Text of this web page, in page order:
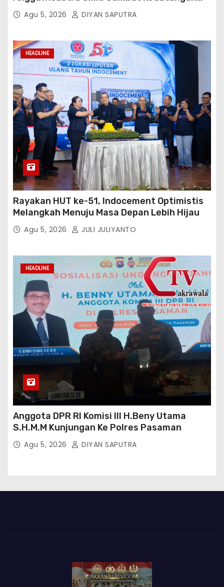
Kepala Cakrawala Tv Sumatera Barat
Agu 5, 2026 DIYAN SAPUTRA
HEADLINE
Rayakan HUT ke-51, Indocement Optimistis
Melangkah Menuju Masa Depan Lebih Hijau
Agu 5, 2026 JULI JULIYANTO
HEADLINE
Anggota DPR RI Komisi III H.Beny Utama
S.H.M.M Kunjungan Ke Polres Pasaman
Agu 5, 2026 DIYAN SAPUTRA